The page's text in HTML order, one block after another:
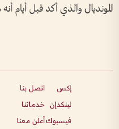
المونديال والذي أكد قبل أيام
إكس
لينكدإن
فيسبوك
اتصل بنا
خدماتنا
أعلن معنا